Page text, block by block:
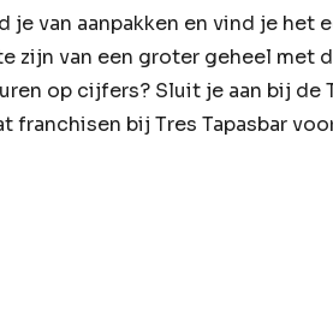
van aanpakken en vind je
van een groter geheel met
op cijfers? Sluit je aan bij de
bij Tres Tapasbar